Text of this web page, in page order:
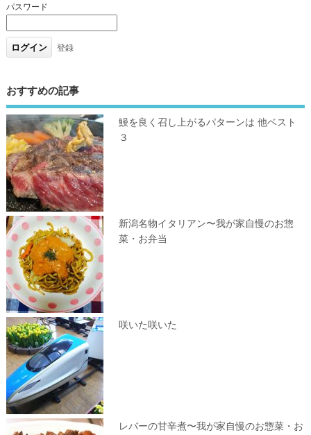
パスワード
登録
おすすめの記事
鰻を良く召し上がるパターンは 他ベスト
３
新潟名物イタリアン〜我が家自慢のお惣
菜・お弁当
咲いた咲いた
レバーの甘辛煮〜我が家自慢のお惣菜・お